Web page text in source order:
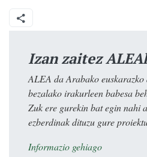
Izan zaitez
ALEA da Arabako
bezalako irakurleen babesa
Zuk ere gurekin bat egin nahi
ezberdinak dituzu gure
Informazio gehiago